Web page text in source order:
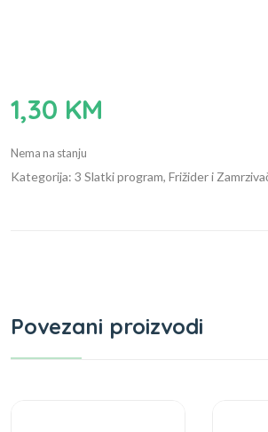
1,30 KM
Nema na stanju
Kategorija: 3 Slatki program, Frižider i
Povezani proizvodi